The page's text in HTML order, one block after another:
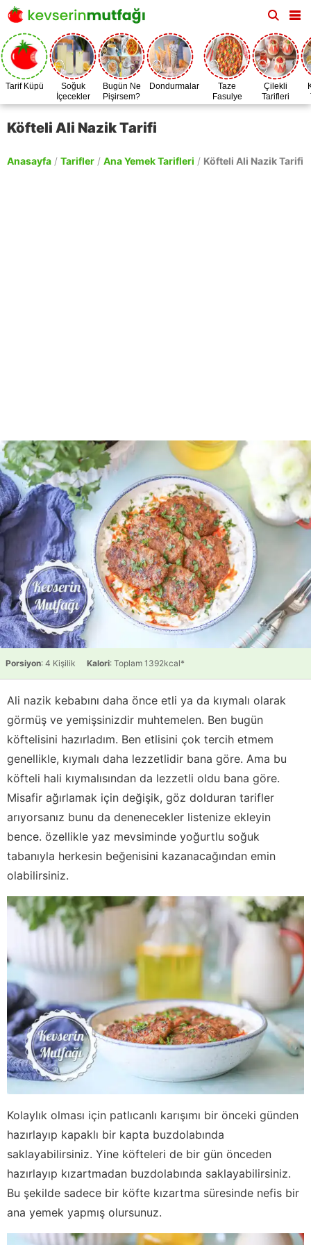
Tarif Küpü
Soğuk
İçecekler
Bugün Ne
Pişirsem?
Dondurmalar
Taze
Fasulye
Zamanı
Çilekli
Tarifleri
Köfteli Ali Nazik Tarifi
Anasayfa / Tarifler / Ana Yemek Tarifleri / Köfteli Ali Nazik Tarifi
Porsiyon: 4 Kişilik Kalori: Toplam 1392kcal*
Ali nazik kebabını daha önce etli ya da kıymalı olarak
görmüş ve yemişsinizdir muhtemelen. Ben bugün
köftelisini hazırladım. Ben etlisini çok tercih etmem
genellikle, kıymalı daha lezzetlidir bana göre. Ama bu
köfteli hali kıymalısından da lezzetli oldu bana göre.
Misafir ağırlamak için değişik, göz dolduran tarifler
arıyorsanız bunu da denenecekler listenize ekleyin
bence. özellikle yaz mevsiminde yoğurtlu soğuk
tabanıyla herkesin beğenisini kazanacağından emin
olabilirsiniz.
Kolaylık olması için patlıcanlı karışımı bir önceki günden
hazırlayıp kapaklı bir kapta buzdolabında
saklayabilirsiniz. Yine köfteleri de bir gün önceden
hazırlayıp kızartmadan buzdolabında saklayabilirsiniz.
Bu şekilde sadece bir köfte kızartma süresinde nefis bir
ana yemek yapmış olursunuz.